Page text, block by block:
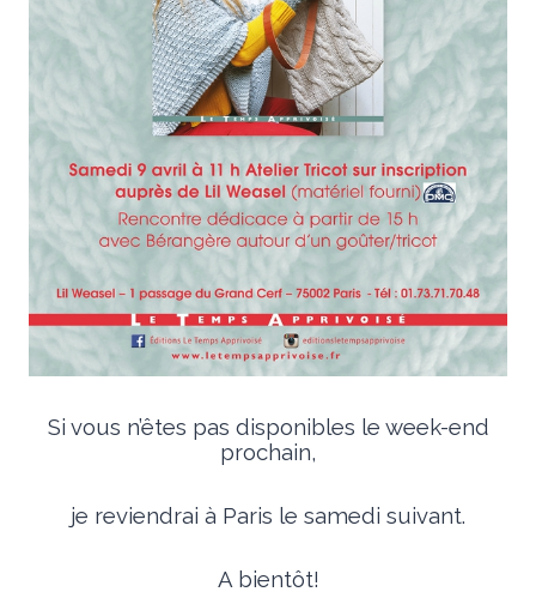
Si vous n’êtes pas disponibles le week-end
prochain,
je reviendrai à Paris le samedi suivant.
A bientôt!